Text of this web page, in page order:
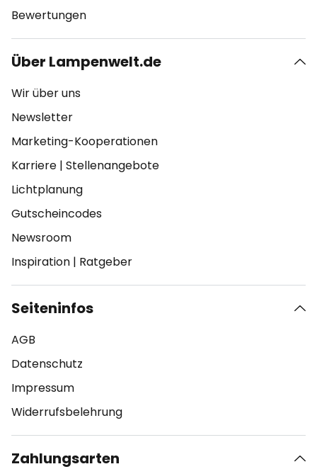
Bewertungen
Über Lampenwelt.de
Wir über uns
Newsletter
Marketing-Kooperationen
Karriere | Stellenangebote
Lichtplanung
Gutscheincodes
Newsroom
Inspiration | Ratgeber
Seiteninfos
AGB
Datenschutz
Impressum
Widerrufsbelehrung
Zahlungsarten